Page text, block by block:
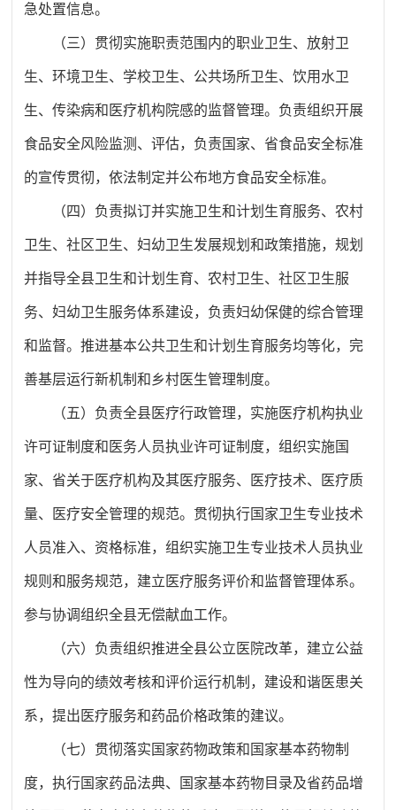
急处置信息。
（三）贯彻实施职责范围内的职业卫生、放射卫
生、环境卫生、学校卫生、公共场所卫生、饮用水卫
生、传染病和医疗机构院感的监督管理。负责组织开展
食品安全风险监测、评估，负责国家、省食品安全标准
的宣传贯彻，依法制定并公布地方食品安全标准。
（四）负责拟订并实施卫生和计划生育服务、农村
卫生、社区卫生、妇幼卫生发展规划和政策措施，规划
并指导全县卫生和计划生育、农村卫生、社区卫生服
务、妇幼卫生服务体系建设，负责妇幼保健的综合管理
和监督。推进基本公共卫生和计划生育服务均等化，完
善基层运行新机制和乡村医生管理制度。
（五）负责全县医疗行政管理，实施医疗机构执业
许可证制度和医务人员执业许可证制度，组织实施国
家、省关于医疗机构及其医疗服务、医疗技术、医疗质
量、医疗安全管理的规范。贯彻执行国家卫生专业技术
人员准入、资格标准，组织实施卫生专业技术人员执业
规则和服务规范，建立医疗服务评价和监督管理体系。
参与协调组织全县无偿献血工作。
（六）负责组织推进全县公立医院改革，建立公益
性为导向的绩效考核和评价运行机制，建设和谐医患关
系，提出医疗服务和药品价格政策的建议。
（七）贯彻落实国家药物政策和国家基本药物制
度，执行国家药品法典、国家基本药物目录及省药品增